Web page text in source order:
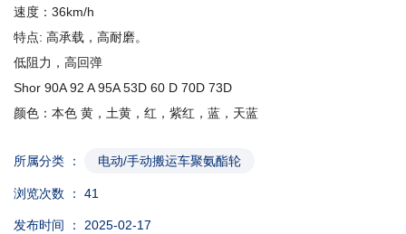
速度：36km/h
特点: 高承载，高耐磨。
低阻力，高回弹
Shor 90A 92 A 95A 53D 60 D 70D 73D
颜色：本色 黄，土黄，红，紫红，蓝，天蓝
所属分类 ： 电动/手动搬运车聚氨酯轮
浏览次数 ： 41
发布时间 ： 2025-02-17